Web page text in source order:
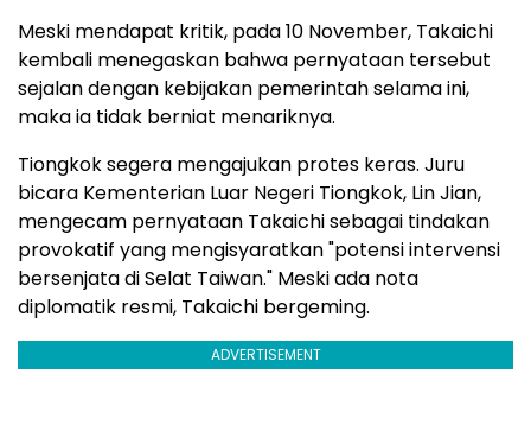
Meski mendapat kritik, pada 10 November, Takaichi
kembali menegaskan bahwa pernyataan tersebut
sejalan dengan kebijakan pemerintah selama ini,
maka ia tidak berniat menariknya.
Tiongkok segera mengajukan protes keras. Juru
bicara Kementerian Luar Negeri Tiongkok, Lin Jian,
mengecam pernyataan Takaichi sebagai tindakan
provokatif yang mengisyaratkan "potensi intervensi
bersenjata di Selat Taiwan." Meski ada nota
diplomatik resmi, Takaichi bergeming.
ADVERTISEMENT